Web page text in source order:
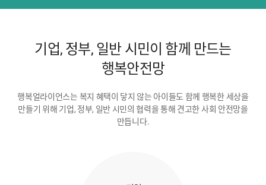
기업, 정부, 일반 시민이 함께 만드는
행복안전망
행복얼라이언스는 복지 혜택이 닿지 않는 아이들도 함께 행복한 세상을
만들기 위해 기업, 정부, 일반 시민의 협력을 통해 견고한 사회 안전망을
만듭니다.